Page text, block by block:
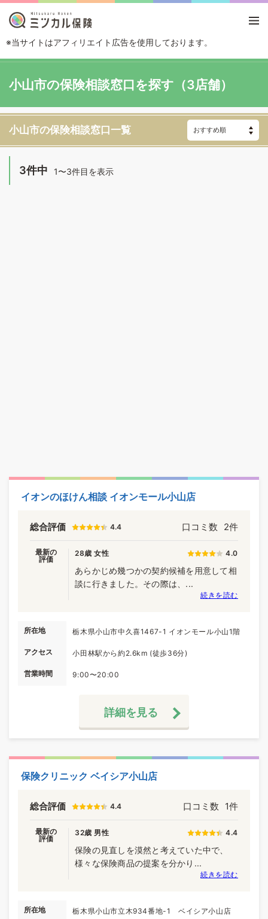
※当サイトはアフィリエイト広告を使用しております。
小山市
小山市の保険相談窓口を探す（3店舗）
小山市の保険相談窓口一覧
3件中 1〜3件目を表示
イオンのほけん相談 イオンモール小山店
総合評価 4.4 口コミ数 2件
最新の
評価
28歳 女性 4.0
あらかじめ幾つかの契約候補を用意して相
談に行きました。その際は、...
続きを読む
所在地 栃木県小山市中久喜1467-1 イオンモール小山1階
アクセス 小田林駅から約2.6km (徒歩36分)
営業時間 9:00〜20:00
詳細を見る
保険クリニック ベイシア小山店
総合評価 4.4 口コミ数 1件
最新の
評価
32歳 男性 4.4
保険の見直しを漠然と考えていた中で、
様々な保険商品の提案を分かり...
続きを読む
所在地 栃木県小山市立木934番地-1 ベイシア小山店